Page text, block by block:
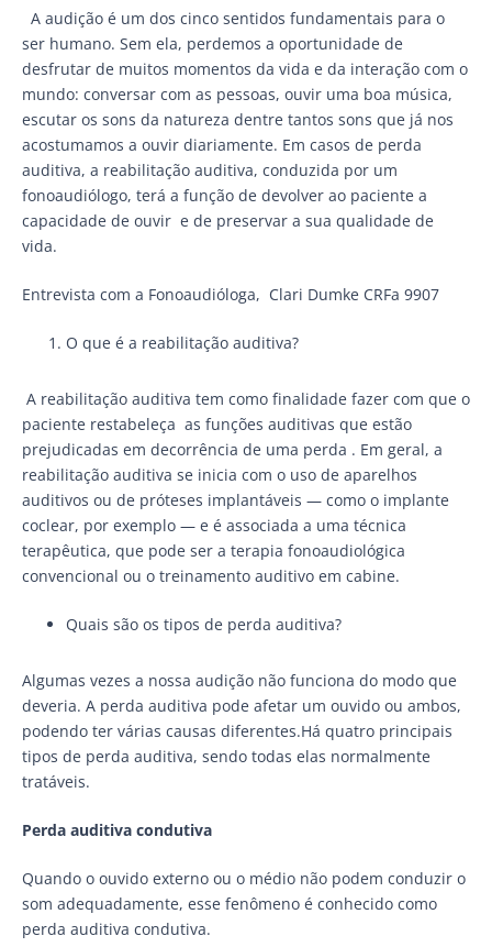
A audição é um dos cinco sentidos fundamentais para o
ser humano. Sem ela, perdemos a oportunidade de
desfrutar de muitos momentos da vida e da interação com o
mundo: conversar com as pessoas, ouvir uma boa música,
escutar os sons da natureza dentre tantos sons que já nos
acostumamos a ouvir diariamente. Em casos de perda
auditiva, a reabilitação auditiva, conduzida por um
fonoaudiólogo, terá a função de devolver ao paciente a
capacidade de ouvir e de preservar a sua qualidade de
vida.
Entrevista com a Fonoaudióloga, Clari Dumke CRFa 9907
O que é a reabilitação auditiva?
A reabilitação auditiva tem como finalidade fazer com que o
paciente restabeleça as funções auditivas que estão
prejudicadas em decorrência de uma perda . Em geral, a
reabilitação auditiva se inicia com o uso de aparelhos
auditivos ou de próteses implantáveis — como o implante
coclear, por exemplo — e é associada a uma técnica
terapêutica, que pode ser a terapia fonoaudiológica
convencional ou o treinamento auditivo em cabine.
Quais são os tipos de perda auditiva?
Algumas vezes a nossa audição não funciona do modo que
deveria. A perda auditiva pode afetar um ouvido ou ambos,
podendo ter várias causas diferentes.Há quatro principais
tipos de perda auditiva, sendo todas elas normalmente
tratáveis.
Perda auditiva condutiva
Quando o ouvido externo ou o médio não podem conduzir o
som adequadamente, esse fenômeno é conhecido como
perda auditiva condutiva.